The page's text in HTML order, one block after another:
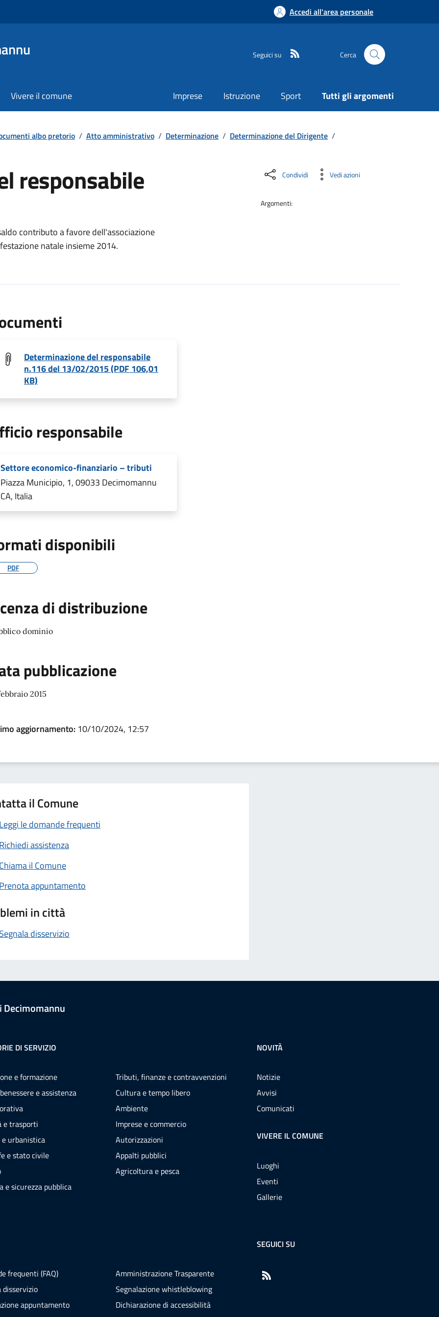
Accedi all'area personale
Seguici su Cerca
Vivere il comune Imprese Istruzione Sport Tutti gli argomenti
albo pretorio / Atto amministrativo / Determinazione / Determinazione del Dirigente /
responsabile
contributo a favore dell'associazione
natale insieme 2014.
Condividi Vedi azioni
Argomenti:
Determinazione del responsabile
n.116 del 13/02/2015 (PDF 106,01
KB)
responsabile
Settore economico-finanziario – tributi
Piazza Municipio, 1, 09033 Decimomannu
CA, Italia
disponibili
PDF
di distribuzione
dominio
pubblicazione
2015
aggiornamento: 10/10/2024, 12:57
il Comune
Leggi le domande frequenti
Richiedi assistenza
Chiama il Comune
Prenota appuntamento
in città
Segnala disservizio
Decimomannu
DI SERVIZIO
e formazione
e assistenza
e trasporti
e urbanistica
e stato civile
e sicurezza pubblica
Tributi, finanze e contravvenzioni
Cultura e tempo libero
Ambiente
Imprese e commercio
Autorizzazioni
Appalti pubblici
Agricoltura e pesca
NOVITÀ
Notizie
Avvisi
Comunicati
VIVERE IL COMUNE
Luoghi
Eventi
Gallerie
frequenti (FAQ)
disservizio
appuntamento
Amministrazione Trasparente
Segnalazione whistleblowing
Dichiarazione di accessibilità
SEGUICI SU